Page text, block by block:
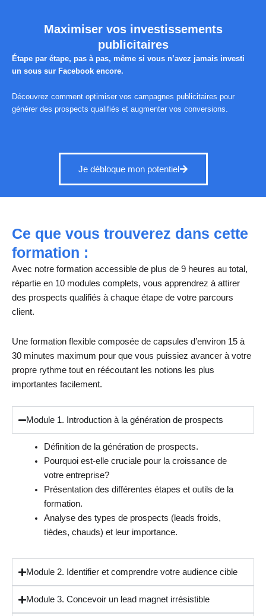
Maximiser vos investissements
publicitaires
Étape par étape, pas à pas, même si vous n’avez jamais investi
un sous sur Facebook encore.
Découvrez comment optimiser vos campagnes publicitaires pour
générer des prospects qualifiés et augmenter vos conversions.
Je débloque mon potentiel
Ce que vous trouverez dans cette
formation :
Avec notre formation accessible de plus de 9 heures au total,
répartie en 10 modules complets, vous apprendrez à attirer
des prospects qualifiés à chaque étape de votre parcours
client.
Une formation flexible composée de capsules d’environ 15 à
30 minutes maximum pour que vous puissiez avancer à votre
propre rythme tout en réécoutant les notions les plus
importantes facilement.
Module 1. Introduction à la génération de prospects
Définition de la génération de prospects.
Pourquoi est-elle cruciale pour la croissance de
votre entreprise?
Présentation des différentes étapes et outils de la
formation.
Analyse des types de prospects (leads froids,
tièdes, chauds) et leur importance.
Module 2. Identifier et comprendre votre audience cible
Module 3. Concevoir un lead magnet irrésistible